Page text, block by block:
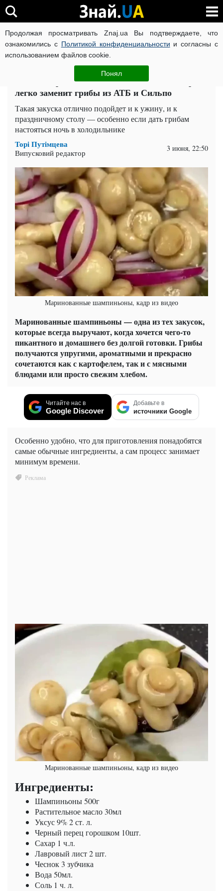
Продолжая просматривать Znaj.ua Вы подтверждаете, что
ознакомились с Политикой конфиденциальности и согласны с
использованием файлов cookie.
Понял
ВОЙНА РОССИИ ПРОТИВ УКРАИНЫ КОРОНАВИРУС В
Рецепты и Кулинария ЧИТАТИ УКРАЇНСЬКОЮ
Рецепт маринованных шампиньонов, который
легко заменит грибы из АТБ и Сильпо
Такая закуска отлично подойдет и к ужину, и к
праздничному столу — особенно если дать грибам
настояться ночь в холодильнике
Торі Путімцева
Випусковий редактор 3 июня, 22:50
Маринованные шампиньоны, кадр из видео
Маринованные шампиньоны — одна из тех закусок,
которые всегда выручают, когда хочется чего-то
пикантного и домашнего без долгой готовки. Грибы
получаются упругими, ароматными и прекрасно
сочетаются как с картофелем, так и с мясными
блюдами или просто свежим хлебом.
Читайте нас в
Google Discover
Добавьте в
источники Google
Особенно удобно, что для приготовления понадобятся
самые обычные ингредиенты, а сам процесс занимает
минимум времени.
Маринованные шампиньоны, кадр из видео
Ингредиенты:
Шампиньоны 500г
Растительное масло 30мл
Уксус 9% 2 ст. л.
Черный перец горошком 10шт.
Сахар 1 ч.л.
Лавровый лист 2 шт.
Чеснок 3 зубчика
Вода 50мл.
Соль 1 ч. л.